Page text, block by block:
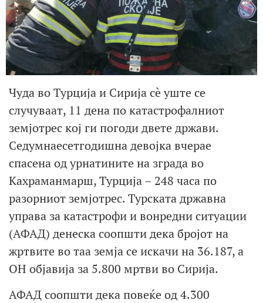
Чуда во Турција и Сирија сè уште се
случуваат, 11 дена по катастрофалниот
земјотрес кој ги погоди двете држави.
Седумнаесетгодишна девојка вчерае
спасена од урнатините на зграда во
Кахраманмарш, Турција – 248 часа по
разорниот земјотрес. Турската државна
управа за катастрофи и вонредни ситуации
(АФАД) денеска соопшти дека бројот на
жртвите во таа земја се искачи на 36.187, а
ОН објавија за 5.800 мртви во Сирија.
АФАД соопшти дека повеќе од 4.300